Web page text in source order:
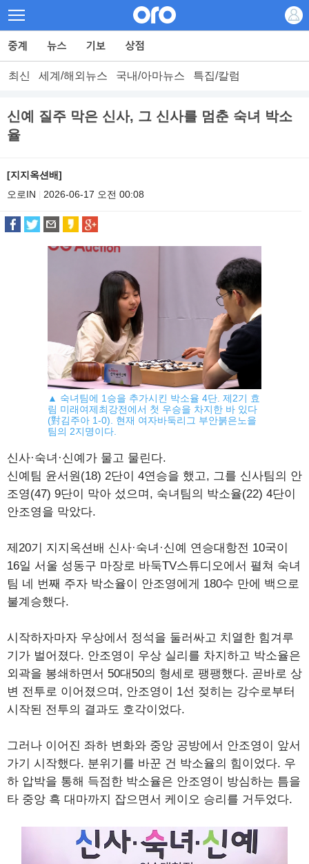
최신 세계/해외뉴스 국내/아마뉴스 특집/칼럼
신예 질주 막은 신사, 그 신사를 멈춘 숙녀 박소
율
[지지옥션배]
오로IN
2026-06-17 오전 00:08
▲ 숙녀팀에 1승을 추가시킨 박소율 4단. 제2기 효
림 미래여제최강전에서 첫 우승을 차지한 바 있다
(對김주아 1-0). 현재 여자바둑리그 부안붉은노을
팀의 2지명이다.
신사·숙녀·신예가 물고 물린다.
신예팀 윤서원(18) 2단이 4연승을 했고, 그를 신사팀의 안
조영(47) 9단이 막아 섰으며, 숙녀팀의 박소율(22) 4단이
안조영을 막았다.
제20기 지지옥션배 신사·숙녀·신예 연승대항전 10국이
16일 서울 성동구 마장로 바둑TV스튜디오에서 펼쳐 숙녀
팀 네 번째 주자 박소율이 안조영에게 180수 만에 백으로
불계승했다.
시작하자마자 우상에서 정석을 둘러싸고 치열한 힘겨루
기가 벌어졌다. 안조영이 우상 실리를 차지하고 박소율은
외곽을 봉쇄하면서 50대50의 형세로 팽팽했다. 곧바로 상
변 전투로 이어졌으며, 안조영이 1선 젖히는 강수로부터
시작된 전투의 결과도 호각이었다.
그러나 이어진 좌하 변화와 중앙 공방에서 안조영이 앞서
가기 시작했다. 분위기를 바꾼 건 박소율의 힘이었다. 우
하 압박을 통해 득점한 박소율은 안조영이 방심하는 틈을
타 중앙 흑 대마까지 잡으면서 케이오 승리를 거두었다.